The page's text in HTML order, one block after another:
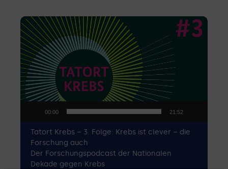
Video
Player
00:00 21:52
Tatort Krebs – 3. Folge: Krebs ist clever – die
Forschung auch
Der Forschungspodcast der Nationalen
Dekade gegen Krebs